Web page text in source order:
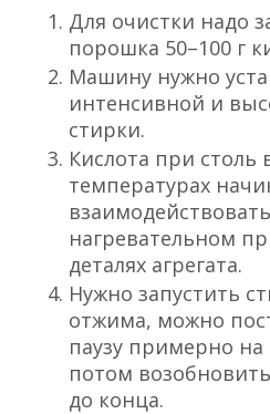
Для очистки надо
порошка 50–100 г
Машину нужно
интенсивной и
стирки.
Кислота при столь
температурах
нагревательном
деталях агрегата.
Нужно запустить
отжима, можно
паузу примерно на
потом
до конца.